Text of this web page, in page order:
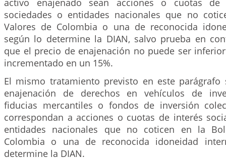
activo enajenado sean acciones o cuotas
sociedades o entidades nacionales que no
Valores de Colombia o una de reconocida
según lo determine la DIAN, salvo prueba en
que el precio de enajenación no puede ser
incrementado en un 15%.
El mismo tratamiento previsto en este parágrafo
enajenación de derechos en vehículos de
fiducias mercantiles o fondos de inversión
correspondan a acciones o cuotas de interés
entidades nacionales que no coticen en la
Colombia o una de reconocida idoneidad
determine la DIAN.